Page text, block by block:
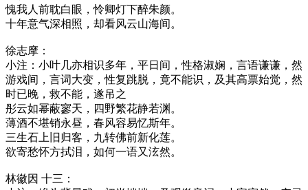
愧我人前耽白眼，怜卿灯下醉朱颜。
十年意气深相照，却看风云山海间。
徐志摩：
小注：小叶几亦相识多年，平日间，性格淑娴，言语谦谦，然
游戏间，言词大变，性复跳脱，竟不能识，及其高票始觉，然
时已晚，救不能，遂吊之
彤云如幂蔽寥天，四野繁花静若渊。
薄酒不堪销永昼，春风容易忆斯年。
三生石上旧归客，九转佛前新化莲。
欲寄愁怀方拭泪，如何一语又泫然。
林徽因 十三：